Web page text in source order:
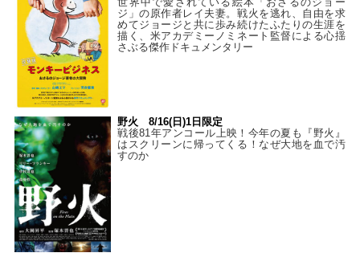
ジ」の原作者レイ夫妻。戦火を逃れ、自由を求
めてジョージと共に歩み続けたふたりの生涯を
描く、米アカデミーノミネート監督による心揺
さぶる傑作ドキュメンタリー
野火 8/16(日)1日限定
戦後81年アンコール上映！今年の夏も『野火』
はスクリーンに帰ってくる！なぜ大地を血で汚
すのか